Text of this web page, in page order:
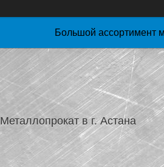
Большой ассортимент
Металлопрокат в г. Астана